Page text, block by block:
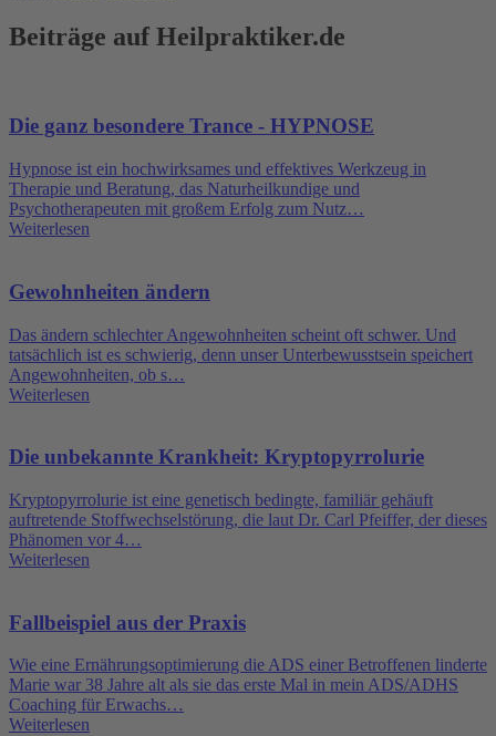
Beiträge auf Heilpraktiker.de
Die ganz besondere Trance - HYPNOSE
Hypnose ist ein hochwirksames und effektives Werkzeug in
Therapie und Beratung, das Naturheilkundige und
Psychotherapeuten mit großem Erfolg zum Nutz…
Weiterlesen
Gewohnheiten ändern
Das ändern schlechter Angewohnheiten scheint oft schwer. Und
tatsächlich ist es schwierig, denn unser Unterbewusstsein speichert
Angewohnheiten, ob s…
Weiterlesen
Die unbekannte Krankheit: Kryptopyrrolurie
Kryptopyrrolurie ist eine genetisch bedingte, familiär gehäuft
auftretende Stoffwechselstörung, die laut Dr. Carl Pfeiffer, der dieses
Phänomen vor 4…
Weiterlesen
Fallbeispiel aus der Praxis
Wie eine Ernährungsoptimierung die ADS einer Betroffenen linderte
Marie war 38 Jahre alt als sie das erste Mal in mein ADS/ADHS
Coaching für Erwachs…
Weiterlesen